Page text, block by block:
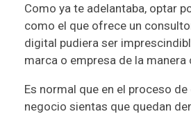
Como ya te adelantaba, optar
como el que ofrece un
digital pudiera ser
marca o empresa de la manera
Es normal que en el proceso
negocio sientas que quedan